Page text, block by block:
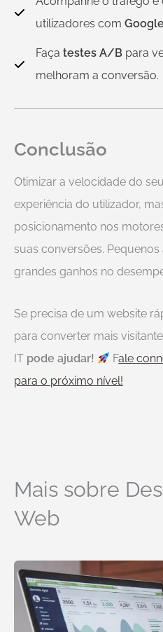
utilizadores com
Faça testes A/B para
melhoram a conversão.
Conclusão
Otimizar a velocidade do
experiência do utilizador,
posicionamento nos
suas conversões.
grandes ganhos no
Se precisa de um website
para converter mais
IT pode ajudar! Fale
para o próximo nível!
Mais sobre
Web